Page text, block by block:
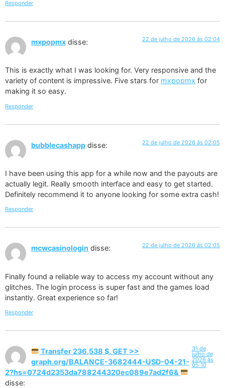
Responder
mxpopmx disse: 22 de julho de 2026 às 02:04
This is exactly what I was looking for. Very responsive and the
variety of content is impressive. Five stars for mxpopmx for
making it so easy.
Responder
bubblecashapp disse: 22 de julho de 2026 às 02:05
I have been using this app for a while now and the payouts are
actually legit. Really smooth interface and easy to get started.
Definitely recommend it to anyone looking for some extra cash!
Responder
mcwcasinologin disse: 22 de julho de 2026 às 02:05
Finally found a reliable way to access my account without any
glitches. The login process is super fast and the games load
instantly. Great experience so far!
Responder
Transfer 236,538 $. GET >>
graph.org/BALANCE-3682444-USD-04-21-
2?hs=0724d2353da788244320ec089e7ad2f6&
disse:
31 de
julho de
2026 às
05:10